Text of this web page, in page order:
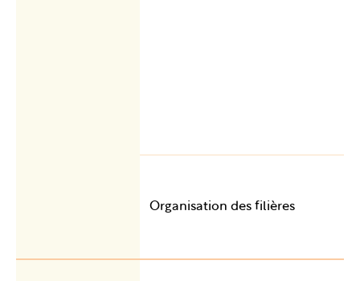
Organisation des filières